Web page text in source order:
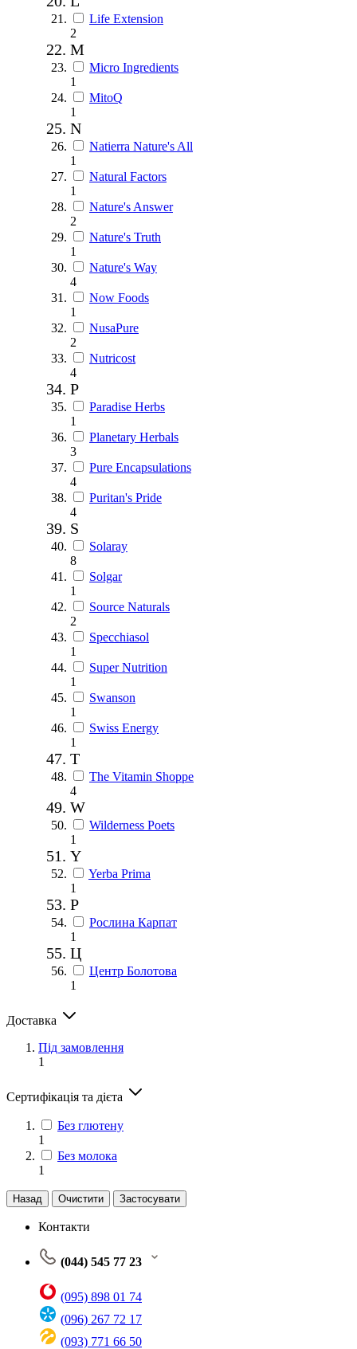
Life Extension
2
M
Micro Ingredients
1
MitoQ
1
N
Natierra Nature's All
1
Natural Factors
1
Nature's Answer
2
Nature's Truth
1
Nature's Way
4
Now Foods
1
NusaPure
2
Nutricost
4
P
Paradise Herbs
1
Planetary Herbals
3
Pure Encapsulations
4
Puritan's Pride
4
S
Solaray
8
Solgar
1
Source Naturals
2
Specchiasol
1
Super Nutrition
1
Swanson
1
Swiss Energy
1
T
The Vitamin Shoppe
4
W
Wilderness Poets
1
Y
Yerba Prima
1
Р
Рослина Карпат
1
Ц
Центр Болотова
1
Доставка
Під замовлення
1
Сертифікація та дієта
Без глютену
1
Без молока
1
Назад Очистити Застосувати
Контакти
(044) 545 77 23
(095) 898 01 74
(096) 267 72 17
(093) 771 66 50